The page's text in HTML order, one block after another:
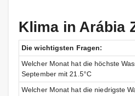
Klima in Arábia
Die wichtigsten Fragen:
Welcher Monat hat die höchste
September mit 21.5°C
Welcher Monat hat die niedrigste